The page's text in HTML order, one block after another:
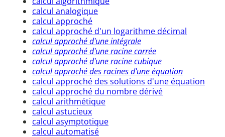
calcul analogique
calcul approché
calcul approché d'un logarithme décimal
calcul approché d'une intégrale
calcul approché d'une racine carrée
calcul approché d'une racine cubique
calcul approché des racines d'une équation
calcul approché des solutions d'une équation
calcul approché du nombre dérivé
calcul arithmétique
calcul astucieux
calcul asymptotique
calcul automatisé